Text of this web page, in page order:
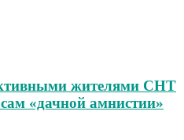
жителями СНТ
«дачной амнистии»